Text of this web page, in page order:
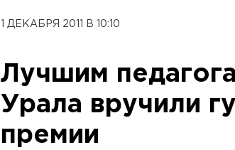
1 ДЕКАБРЯ 2011 В 10:10
Лучшим
Урала вручили
премии